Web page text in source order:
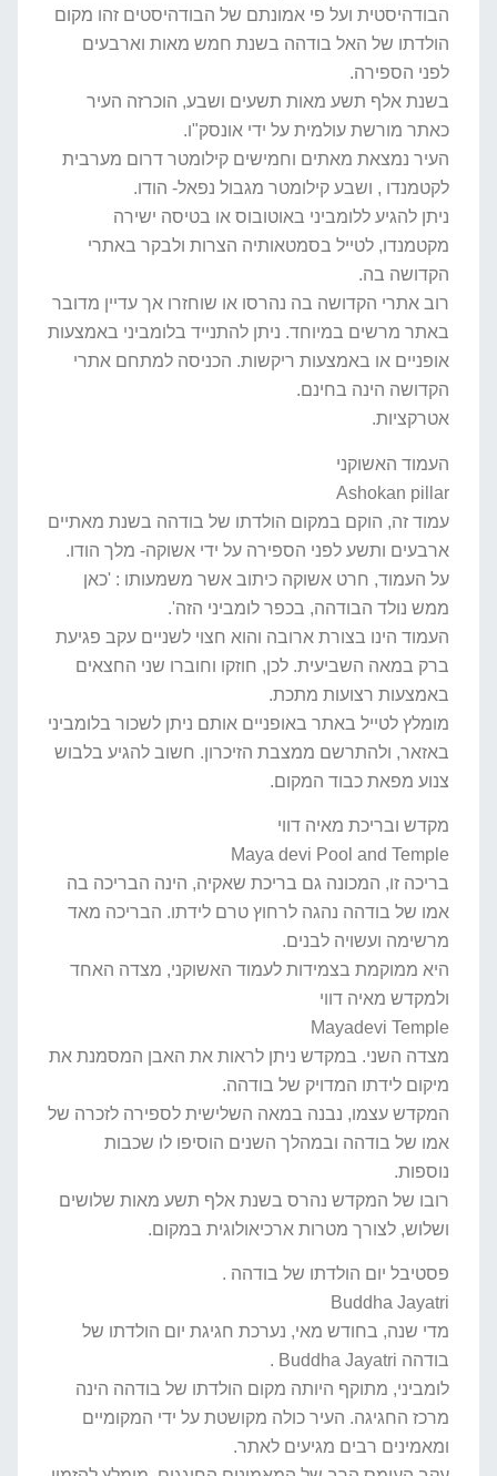
הבודהיסטית ועל פי אמונתם של הבודהיסטים זהו מקום
הולדתו של האל בודהה בשנת חמש מאות וארבעים
לפני הספירה.
בשנת אלף תשע מאות תשעים ושבע, הוכרזה העיר
כאתר מורשת עולמית על ידי אונסק"ו.
העיר נמצאת מאתים וחמישים קילומטר דרום מערבית
לקטמנדו , ושבע קילומטר מגבול נפאל- הודו.
ניתן להגיע ללומביני באוטובוס או בטיסה ישירה
מקטמנדו, לטייל בסמטאותיה הצרות ולבקר באתרי
הקדושה בה.
רוב אתרי הקדושה בה נהרסו או שוחזרו אך עדיין מדובר
באתר מרשים במיוחד. ניתן להתנייד בלומביני באמצעות
אופניים או באמצעות ריקשות. הכניסה למתחם אתרי
הקדושה הינה בחינם.
אטרקציות.
העמוד האשוקני
Ashokan pillar
עמוד זה, הוקם במקום הולדתו של בודהה בשנת מאתיים
ארבעים ותשע לפני הספירה על ידי אשוקה- מלך הודו.
על העמוד, חרט אשוקה כיתוב אשר משמעותו : 'כאן
ממש נולד הבודהה, בכפר לומביני הזה'.
העמוד הינו בצורת ארובה והוא חצוי לשניים עקב פגיעת
ברק במאה השביעית. לכן, חוזקו וחוברו שני החצאים
באמצעות רצועות מתכת.
מומלץ לטייל באתר באופניים אותם ניתן לשכור בלומביני
באזאר, ולהתרשם ממצבת הזיכרון. חשוב להגיע בלבוש
צנוע מפאת כבוד המקום.
מקדש ובריכת מאיה דווי
Maya devi Pool and Temple
בריכה זו, המכונה גם בריכת שאקיה, הינה הבריכה בה
אמו של בודהה נהגה לרחוץ טרם לידתו. הבריכה מאד
מרשימה ועשויה לבנים.
היא ממוקמת בצמידות לעמוד האשוקני, מצדה האחד
ולמקדש מאיה דווי
Mayadevi Temple
מצדה השני. במקדש ניתן לראות את האבן המסמנת את
מיקום לידתו המדויק של בודהה.
המקדש עצמו, נבנה במאה השלישית לספירה לזכרה של
אמו של בודהה ובמהלך השנים הוסיפו לו שכבות
נוספות.
רובו של המקדש נהרס בשנת אלף תשע מאות שלושים
ושלוש, לצורך מטרות ארכיאולוגית במקום.
פסטיבל יום הולדתו של בודהה .
Buddha Jayatri
מדי שנה, בחודש מאי, נערכת חגיגת יום הולדתו של
בודהה Buddha Jayatri .
לומביני, מתוקף היותה מקום הולדתו של בודהה הינה
מרכז החגיגה. העיר כולה מקושטת על ידי המקומיים
ומאמינים רבים מגיעים לאתר.